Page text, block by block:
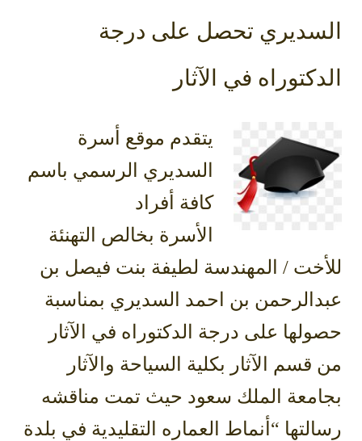
السديري تحصل على درجة
الدكتوراه في الآثار
يتقدم موقع أسرة
السديري الرسمي باسم
كافة أفراد
الأسرة بخالص التهنئة
للأخت / المهندسة لطيفة بنت فيصل بن
عبدالرحمن بن احمد السديري بمناسبة
حصولها على درجة الدكتوراه في الآثار
من قسم الآثار بكلية السياحة والآثار
بجامعة الملك سعود حيث تمت مناقشه
رسالتها “أنماط العماره التقليدية في بلدة